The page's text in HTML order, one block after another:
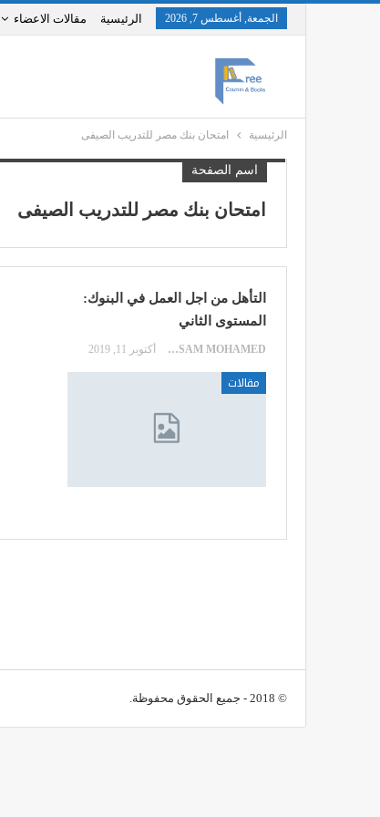
الجمعة, أغسطس 7, 2026 الرئيسية مقالات الاعضاء
الرئيسية امتحان بنك مصر للتدريب الصيفى
اسم الصفحة
امتحان بنك مصر للتدريب الصيفى
التأهل من اجل العمل في البنوك:
المستوى الثاني
HOSSAM MOHAMED أكتوبر 11, 2019
مقالات
© 2018 - جميع الحقوق محفوظة.